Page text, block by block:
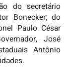
do secretário
Bonecker; do
Paulo César
José
Antônio